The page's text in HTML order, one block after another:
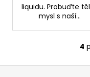
liquidu. Probuďte
mysl s naší...
4